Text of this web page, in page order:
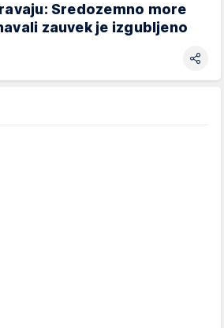
Sredozemno more
zauvek je izgubljeno